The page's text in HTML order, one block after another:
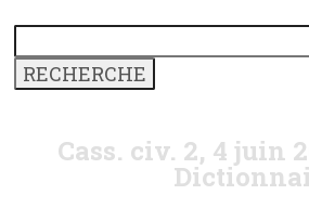
Cass. civ. 2, 4 juin